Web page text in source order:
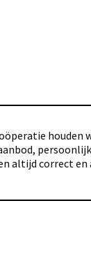
houden
altijd correct en